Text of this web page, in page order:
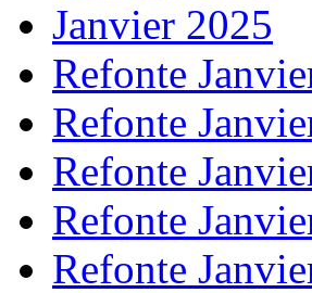
Janvier 2025
Refonte
Refonte
Refonte
Refonte
Refonte